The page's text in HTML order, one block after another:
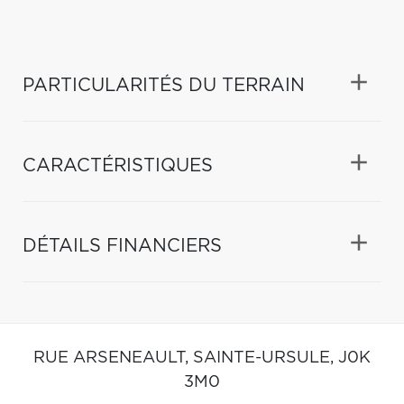
PARTICULARITÉS DU TERRAIN
CARACTÉRISTIQUES
DÉTAILS FINANCIERS
RUE ARSENEAULT, SAINTE-URSULE, J0K
3M0